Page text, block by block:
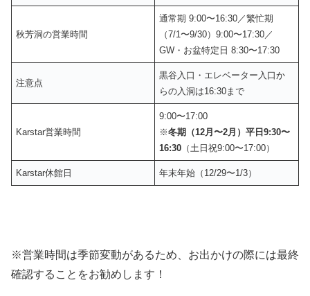
秋芳洞の営業時間
通常期 9:00〜16:30／繁忙期
（7/1〜9/30）9:00〜17:30／
GW・お盆特定日 8:30〜17:30
注意点
黒谷入口・エレベーター入口か
らの入洞は16:30まで
Karstar営業時間
9:00〜17:00
※冬期（12月〜2月）平日9:30〜
16:30 （土日祝9:00〜17:00）
Karstar休館日 年末年始（12/29〜1/3）
※営業時間は季節変動があるため、お出かけの際には最終
確認することをお勧めします！